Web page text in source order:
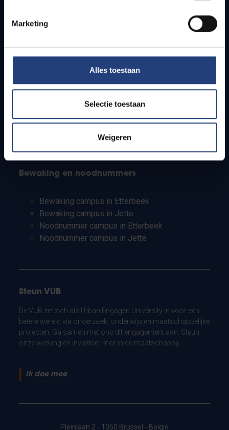
Marketing
Alles toestaan
Selectie toestaan
Weigeren
Studenten
PhD-studenten
Leerkrachten en secundaire scholen
Bewaking en noodnummers
Bewaking campus in Etterbeek
Bewaking campus in Jette
Noodnummer campus in Etterbeek
Noodnummer campus in Jette
Steun VUB
De VUB zet zich als Urban Engaged University in voor een
betere wereld via onderzoek, onderwijs en maatschappelijke
projecten. Ga samen met ons dit engagement aan. Steun
onze werking en investeer mee in de maatschappij.
Ik doe mee
Pleinlaan 2 - 1050 Brussel - België